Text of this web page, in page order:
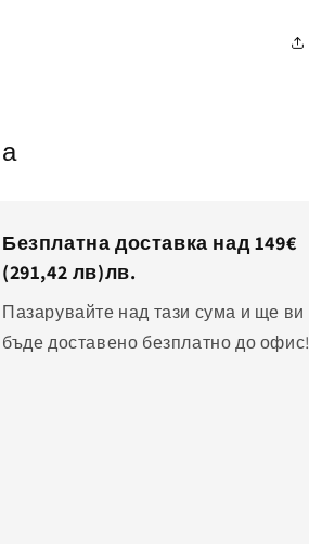
Безплатна доставка над 149€
(291,42 лв)лв.
Пазарувайте над тази сума и ще ви
бъде доставено безплатно до офис!